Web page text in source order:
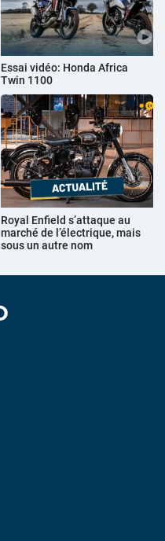
Essai vidéo: Honda Africa
Twin 1100
Royal Enfield s’attaque au
marché de l’électrique, mais
sous un autre nom